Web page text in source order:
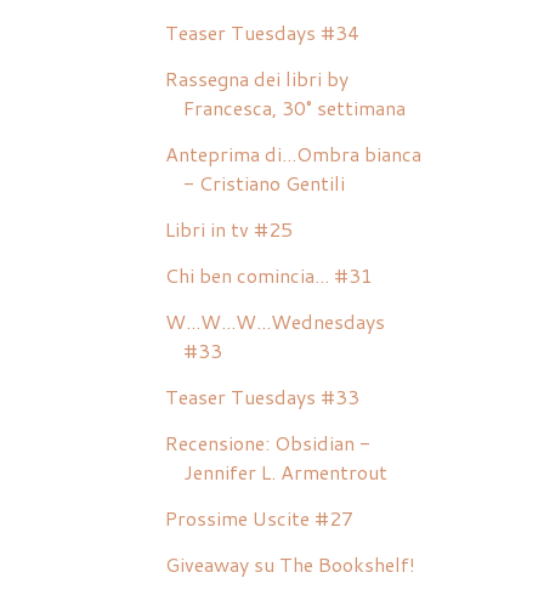
Teaser Tuesdays #34
Rassegna dei libri by
Francesca, 30° settimana
Anteprima di...Ombra bianca
- Cristiano Gentili
Libri in tv #25
Chi ben comincia... #31
W...W...W...Wednesdays
#33
Teaser Tuesdays #33
Recensione: Obsidian -
Jennifer L. Armentrout
Prossime Uscite #27
Giveaway su The Bookshelf!